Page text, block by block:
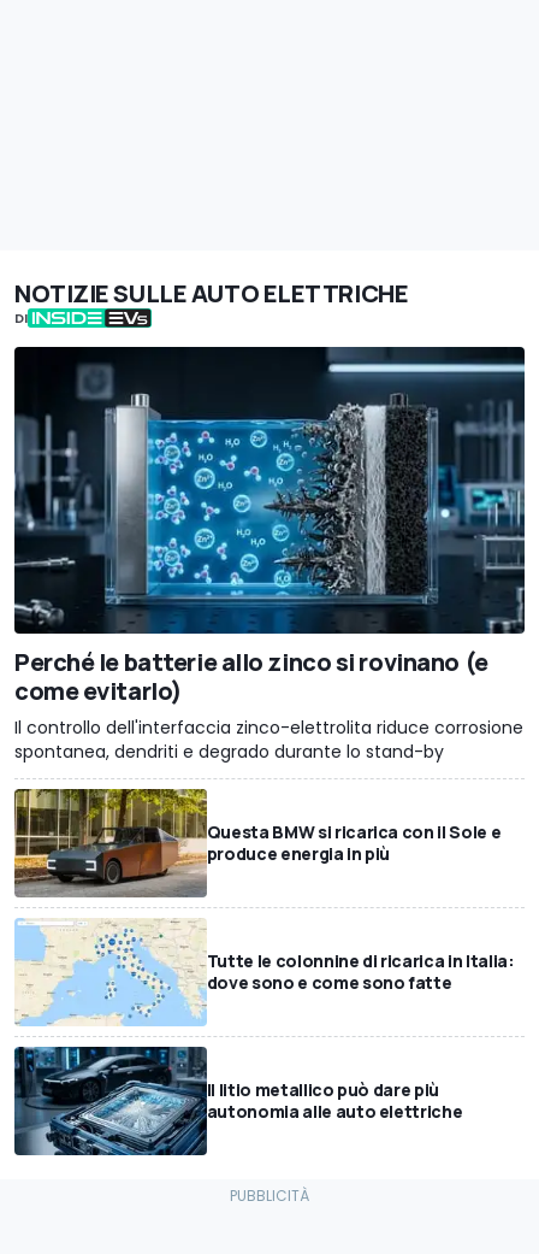
NOTIZIE SULLE AUTO ELETTRICHE
DI
Perché le batterie allo zinco si rovinano (e
come evitarlo)
Il controllo dell'interfaccia zinco-elettrolita riduce corrosione
spontanea, dendriti e degrado durante lo stand-by
Questa BMW si ricarica con il Sole e
produce energia in più
Tutte le colonnine di ricarica in Italia:
dove sono e come sono fatte
Il litio metallico può dare più
autonomia alle auto elettriche